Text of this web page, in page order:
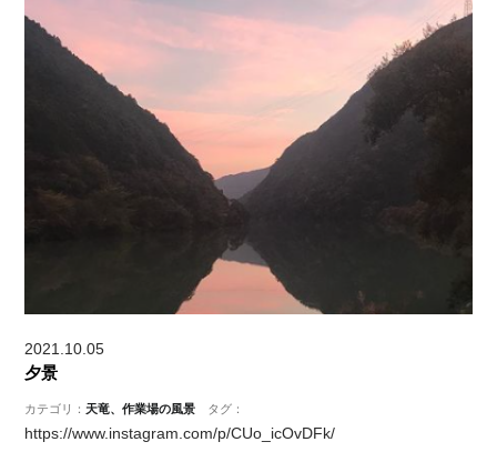
2021.10.05
夕景
カテゴリ： 天竜、作業場の風景 タグ：
https://www.instagram.com/p/CUo_icOvDFk/